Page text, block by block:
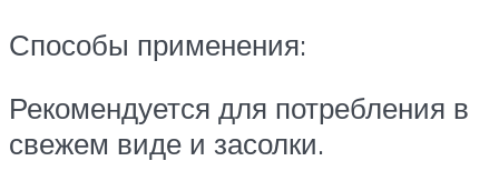
Способы применения:
Рекомендуется для потребления в
свежем виде и засолки.